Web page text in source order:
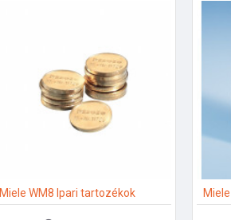
Miele WM8 Ipari tartozékok